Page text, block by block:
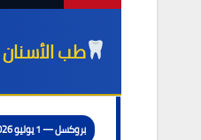
طب الأسنان
بروكسل — 1 يوليو 2026